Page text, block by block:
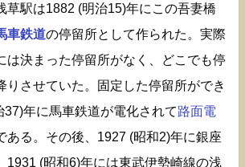
草駅は1882 (明治15)年にこの吾妻橋
車鉄道の停留所として作られた。実際
は決まった停留所がなく、どこでも停
りさせていた。固定した停留所ができ
37)年に馬車鉄道が電化されて路面電
ある。その後、1927 (昭和2)年に銀座
1931 (昭和6)年には東武伊勢崎線の浅